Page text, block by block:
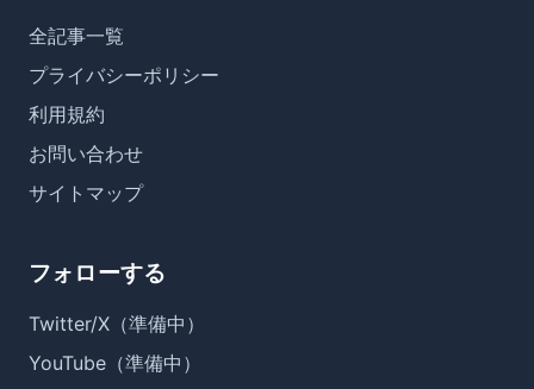
全記事一覧
プライバシーポリシー
利用規約
お問い合わせ
サイトマップ
フォローする
Twitter/X（準備中）
YouTube（準備中）